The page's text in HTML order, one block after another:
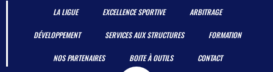
LA LIGUE EXCELLENCE SPORTIVE ARBITRAGE
DÉVELOPPEMENT SERVICES AUX STRUCTURES FORMATION
NOS PARTENAIRES BOITE À OUTILS CONTACT